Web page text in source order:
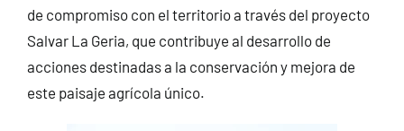
de compromiso con el territorio a través del proyecto
Salvar La Geria, que contribuye al desarrollo de
acciones destinadas a la conservación y mejora de
este paisaje agrícola único.